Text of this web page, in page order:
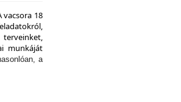
vacsora 18
munkáját
a